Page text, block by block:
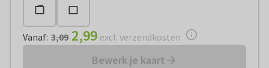
Vanaf: 3,09 2,99 excl. verzendkosten
Bewerk je kaart